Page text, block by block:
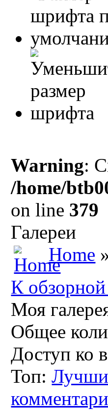
Warning:
/home/
on line 379
Галереи
Home
К обзорной
Моя
Общее
Доступ ко
Топ: